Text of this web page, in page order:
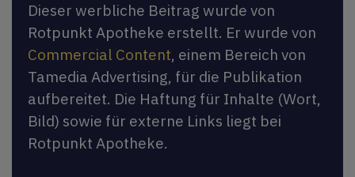
Dieser werbliche Beitrag wurde von
Rotpunkt Apotheke erstellt. Er wurde von
Commercial Content, einem Bereich von
Tamedia Advertising, für die Publikation
aufbereitet. Die Haftung für Inhalte (Wort,
Bild) sowie für externe Links liegt bei
Rotpunkt Apotheke.